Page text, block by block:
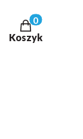
Produkty w
Koszyk